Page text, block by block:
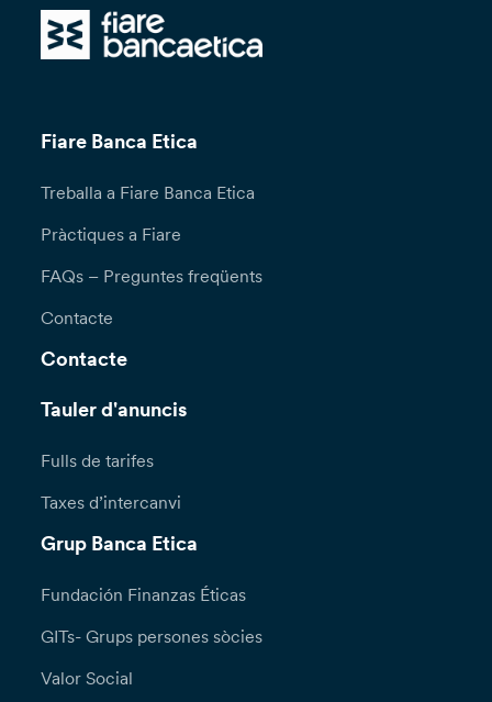
Fiare Banca Etica
Treballa a Fiare Banca Etica
Pràctiques a Fiare
FAQs – Preguntes freqüents
Contacte
Contacte
Tauler d'anuncis
Fulls de tarifes
Taxes d’intercanvi
Grup Banca Etica
Fundación Finanzas Éticas
GITs- Grups persones sòcies
Valor Social